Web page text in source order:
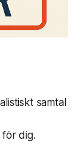
samtal
dig.